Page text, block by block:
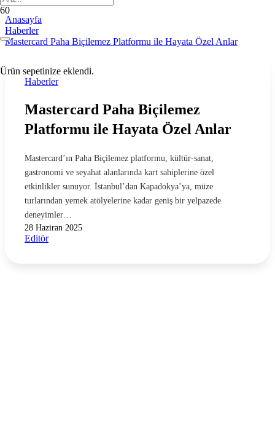
Ürün sepetinize eklendi.
Anasayfa
Haberler
Mastercard Paha Biçilemez Platformu ile Hayata Özel Anlar
Haberler
Mastercard Paha Biçilemez
Platformu ile Hayata Özel Anlar
Mastercard’ın Paha Biçilemez platformu, kültür-sanat,
gastronomi ve seyahat alanlarında kart sahiplerine özel
etkinlikler sunuyor. İstanbul’dan Kapadokya’ya, müze
turlarından yemek atölyelerine kadar geniş bir yelpazede
deneyimler…
28 Haziran 2025
Editör